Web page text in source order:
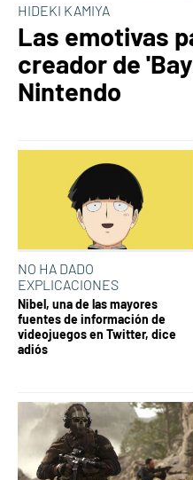
HIDEKI KAMIYA
Las emotivas
creador de
Nintendo
NO HA DADO
EXPLICACIONES
Nibel, una de las mayores
fuentes de información de
videojuegos en Twitter, dice
adiós